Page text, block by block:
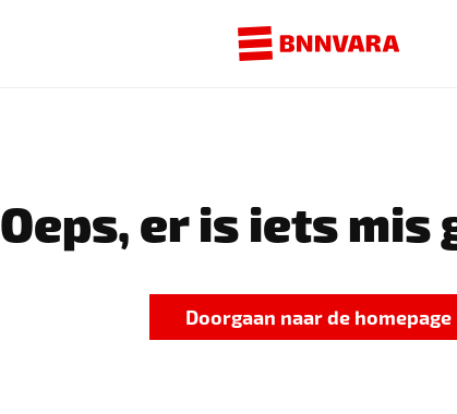
Oeps, er is iets mis
Doorgaan naar de homepage